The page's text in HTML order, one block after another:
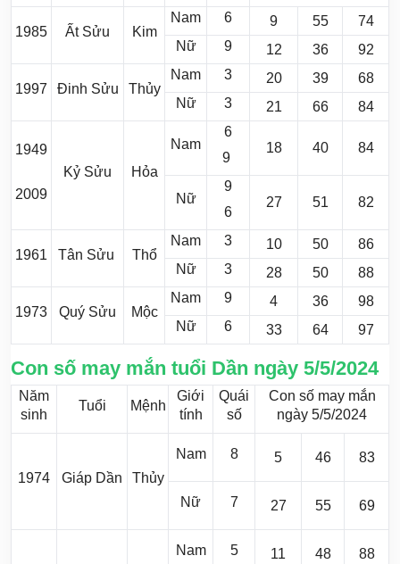
1985 Ất Sửu Kim
Nam 6 9 55
74
Nữ
9 12 36 92
1997 Đinh Sửu Thủy
Nam 3 20 39
68
Nữ
3 21 66 84
1949
2009
Kỷ Sửu Hỏa
Nam
6
9
18 40 84
Nữ
9
6
27 51 82
1961 Tân Sửu Thổ
Nam 3 10 50
86
Nữ
3 28 50 88
1973 Quý Sửu Mộc
Nam 9 4 36
98
Nữ
6 33 64 97
Con số may mắn tuổi Dần ngày 5/5/2024
Năm
sinh
Tuổi Mệnh
Giới
tính
Quái
số
Con số may mắn
ngày 5/5/2024
1974 Giáp Dần Thủy
Nam 8 5 46 83
Nữ 7 27 55 69
Nam 5 11 48 88